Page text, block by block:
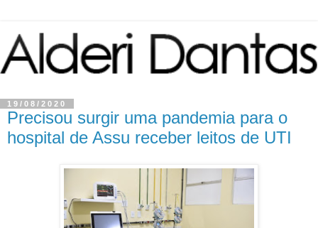
19/08/2020
Precisou surgir uma pandemia para o
hospital de Assu receber leitos de UTI